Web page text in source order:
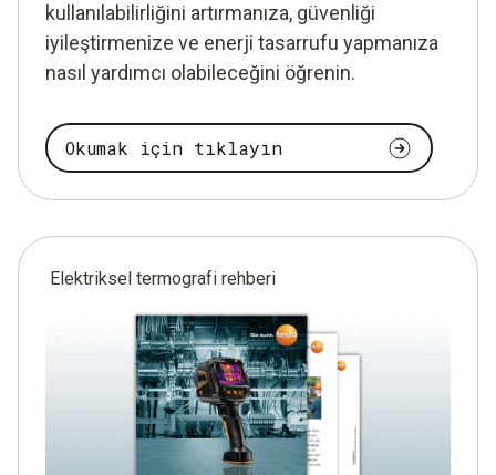
kullanılabilirliğini artırmanıza, güvenliği
iyileştirmenize ve enerji tasarrufu yapmanıza
nasıl yardımcı olabileceğini öğrenin.
Okumak için tıklayın
Elektriksel termografi rehberi